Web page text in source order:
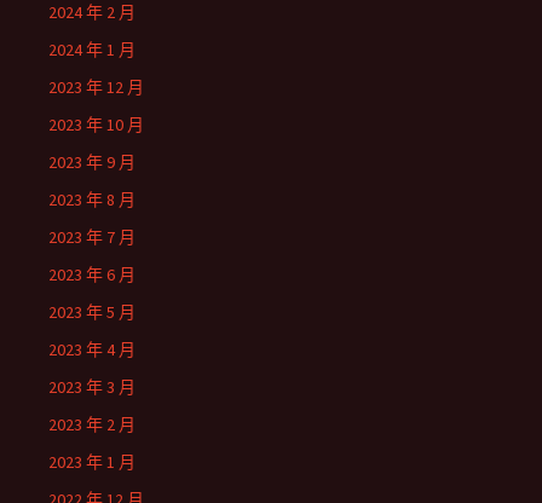
2024 年 2 月
2024 年 1 月
2023 年 12 月
2023 年 10 月
2023 年 9 月
2023 年 8 月
2023 年 7 月
2023 年 6 月
2023 年 5 月
2023 年 4 月
2023 年 3 月
2023 年 2 月
2023 年 1 月